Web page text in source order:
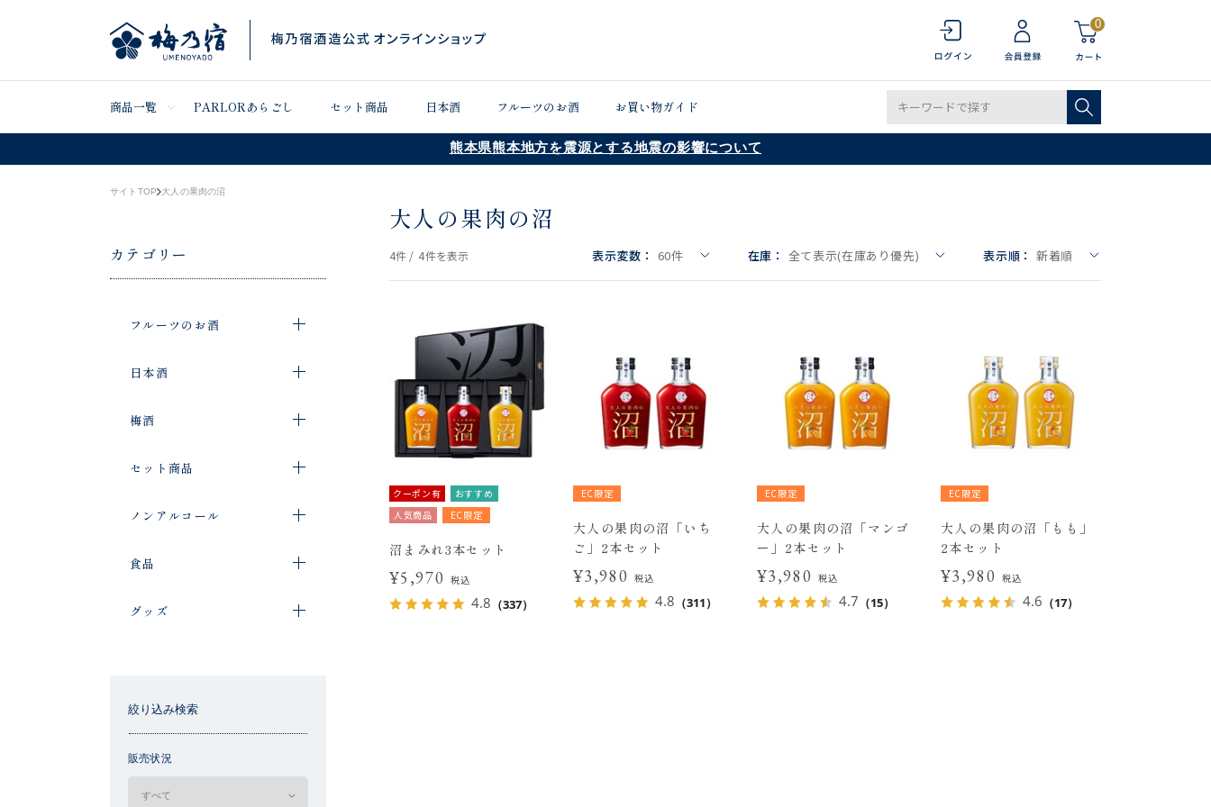
0
商品一覧 PARLORあらごし セット商品 日本酒 フルーツのお酒 お買い物ガイド
熊本県熊本地方を震源とする地震の影響について
サイトTOP 大人の果肉の沼
カテゴリー
フルーツのお酒
日本酒
梅酒
セット商品
ノンアルコール
食品
グッズ
絞り込み検索
販売状況
大人の果肉の沼
4件 / 4件を表示 表示変数： 60件 在庫： 全て表示(在庫あり優先) 表示順： 新着順
クーポン有
おすすめ
人気商品
EC限定
沼まみれ3本セット
¥5,970 税込
4.8 （337）
EC限定
大人の果肉の沼「いち
ご」2本セット
¥3,980 税込
4.8 （311）
EC限定
大人の果肉の沼「マンゴ
ー」2本セット
¥3,980 税込
4.7 （15）
EC限定
大人の果肉の沼「もも」
2本セット
¥3,980 税込
4.6 （17）